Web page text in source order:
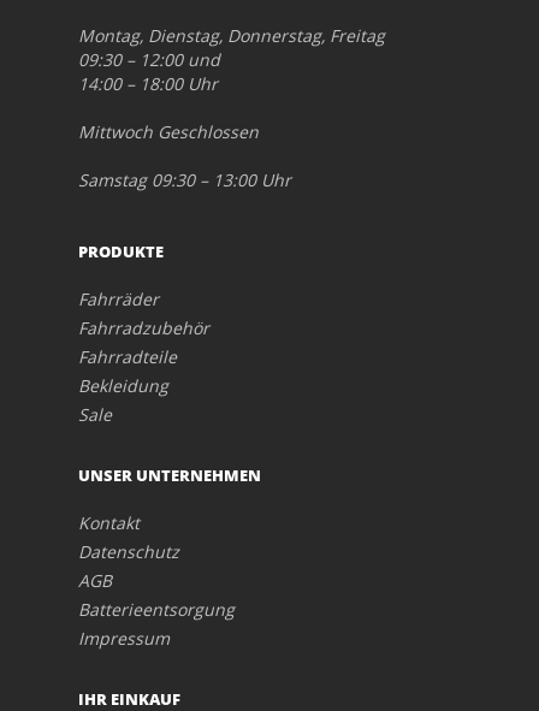
Montag, Dienstag, Donnerstag, Freitag
09:30 – 12:00 und
14:00 – 18:00 Uhr
Mittwoch Geschlossen
Samstag 09:30 – 13:00 Uhr
PRODUKTE
Fahrräder
Fahrradzubehör
Fahrradteile
Bekleidung
Sale
UNSER UNTERNEHMEN
Kontakt
Datenschutz
AGB
Batterieentsorgung
Impressum
IHR EINKAUF